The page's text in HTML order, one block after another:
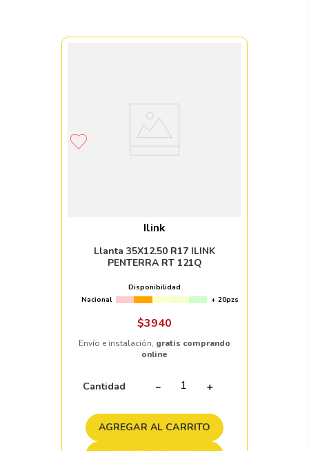
Ilink
Llanta 35X12.50 R17 ILINK
PENTERRA RT 121Q
Disponibilidad
Nacional
+ 20pzs
$3940
Envío e instalación, gratis comprando
online
Cantidad ＋
－
AGREGAR AL CARRITO